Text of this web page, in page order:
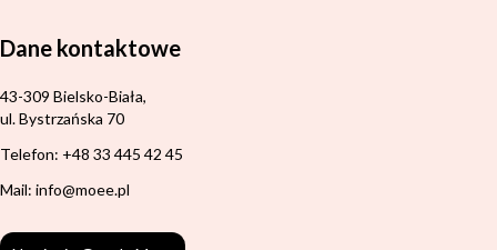
Dane kontaktowe
Adres:
43-309 Bielsko-Biała,
ul. Bystrzańska 70
Telefon: +48 33 445 42 45
Mail: info@moee.pl